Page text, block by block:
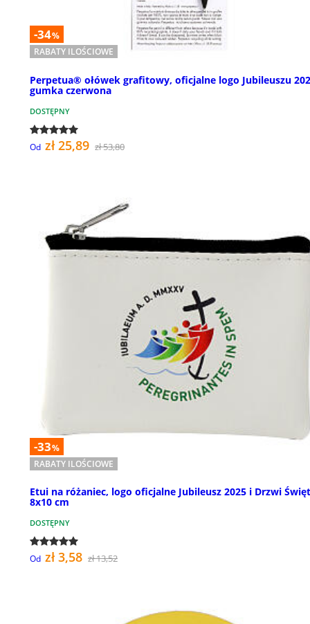
-34%
RABATY ILOŚCIOWE
Perpetua® ołówek grafitowy, oficjalne logo Jubileuszu
gumka czerwona
DOSTĘPNY
Od zł 25,89 zł 53,80
-33%
RABATY ILOŚCIOWE
Etui na różaniec, logo oficjalne Jubileusz 2025 i Drzwi
8x10 cm
DOSTĘPNY
Od zł 3,58 zł 13,52